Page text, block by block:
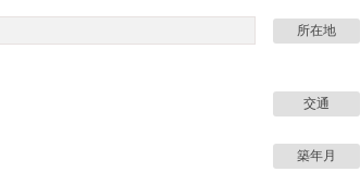
所在地
交通
築年月